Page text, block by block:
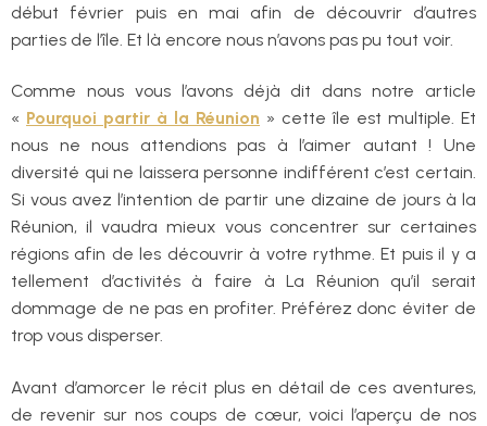
début février puis en mai afin de découvrir d’autres
parties de l’île. Et là encore nous n’avons pas pu tout voir.
Comme nous vous l’avons déjà dit dans notre article
« Pourquoi partir à la Réunion » cette île est multiple. Et
nous ne nous attendions pas à l’aimer autant ! Une
diversité qui ne laissera personne indifférent c’est certain.
Si vous avez l’intention de partir une dizaine de jours à la
Réunion, il vaudra mieux vous concentrer sur certaines
régions afin de les découvrir à votre rythme. Et puis il y a
tellement d’activités à faire à La Réunion qu’il serait
dommage de ne pas en profiter. Préférez donc éviter de
trop vous disperser.
Avant d’amorcer le récit plus en détail de ces aventures,
de revenir sur nos coups de cœur, voici l’aperçu de nos